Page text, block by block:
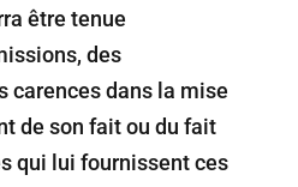
être tenue
des
carences dans la mise
de son fait ou du fait
qui lui fournissent ces